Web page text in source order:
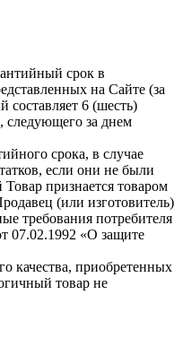
срок в
на Сайте (за
составляет 6 (шесть)
следующего за днем
срока, в случае
если они не были
признается товаром
(или изготовитель)
требования потребителя
07.02.1992 «О защите
качества, приобретенных
товар не